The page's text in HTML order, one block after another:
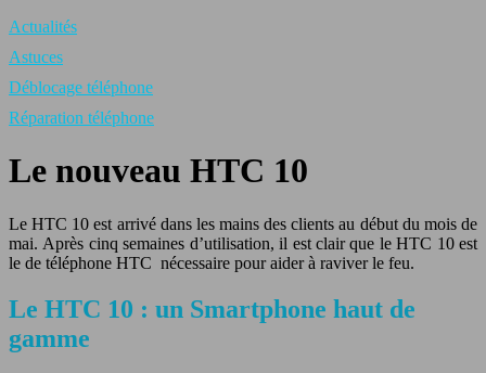
Actualités
Astuces
Déblocage téléphone
Réparation téléphone
Le nouveau HTC 10
Le HTC 10 est arrivé dans les mains des clients au début du mois de
mai. Après cinq semaines d’utilisation, il est clair que le HTC 10 est
le de téléphone HTC nécessaire pour aider à raviver le feu.
Le HTC 10 : un Smartphone haut de
gamme